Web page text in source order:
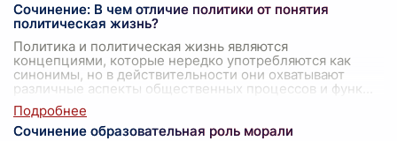
Сочинение: В чем отличие политики от понятия
политическая жизнь?
Политика и политическая жизнь являются
концепциями, которые нередко употребляются как
синонимы, но в действительности они охватывают
различные аспекты общественных процессов и функ
Сочинение образовательная роль морали